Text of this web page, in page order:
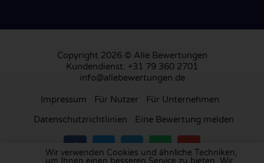
Copyright 2026 © Alle Bewertungen
Kundendienst: +31 79 360 2701
info@allebewertungen.de
Impressum Für Nutzer
Für Unternehmen
Datenschutzrichtlinien
Eine Bewertung melden
Wir verwenden Cookies und ähnliche Techniken,
um Ihnen einen besseren Service zu bieten. Wir